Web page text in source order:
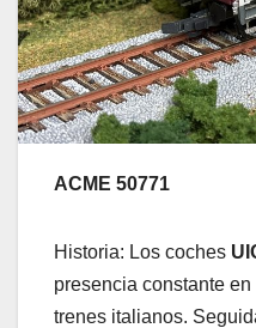
ACME 50771
Historia: Los coches
presencia constante
trenes italianos.